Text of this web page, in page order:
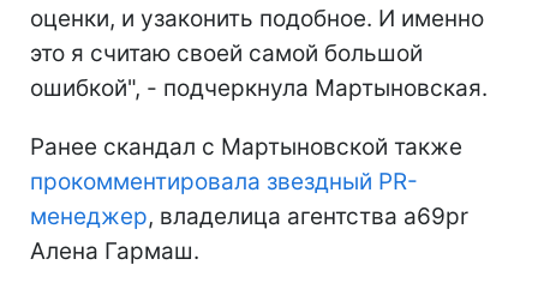
оценки, и узаконить подобное. И именно
это я считаю своей самой большой
ошибкой", - подчеркнула Мартыновская.
Ранее скандал с Мартыновской также
прокомментировала звездный PR-
менеджер, владелица агентства a69pr
Алена Гармаш.